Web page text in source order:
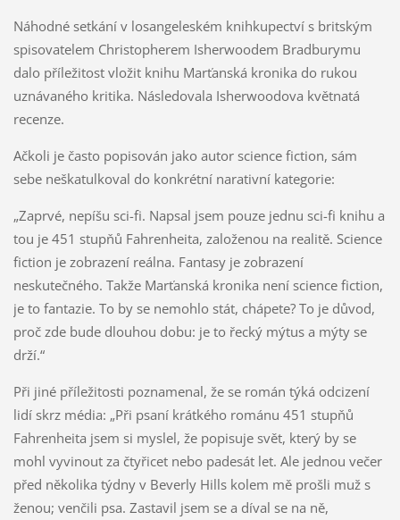
Náhodné setkání v losangeleském knihkupectví s britským
spisovatelem Christopherem Isherwoodem Bradburymu
dalo příležitost vložit knihu Marťanská kronika do rukou
uznávaného kritika. Následovala Isherwoodova květnatá
recenze.
Ačkoli je často popisován jako autor science fiction, sám
sebe neškatulkoval do konkrétní narativní kategorie:
„Zaprvé, nepíšu sci-fi. Napsal jsem pouze jednu sci-fi knihu a
tou je 451 stupňů Fahrenheita, založenou na realitě. Science
fiction je zobrazení reálna. Fantasy je zobrazení
neskutečného. Takže Marťanská kronika není science fiction,
je to fantazie. To by se nemohlo stát, chápete? To je důvod,
proč zde bude dlouhou dobu: je to řecký mýtus a mýty se
drží.“
Při jiné příležitosti poznamenal, že se román týká odcizení
lidí skrz média: „Při psaní krátkého románu 451 stupňů
Fahrenheita jsem si myslel, že popisuje svět, který by se
mohl vyvinout za čtyřicet nebo padesát let. Ale jednou večer
před několika týdny v Beverly Hills kolem mě prošli muž s
ženou; venčili psa. Zastavil jsem se a díval se na ně,